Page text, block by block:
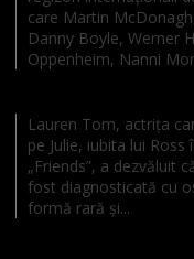
care Martin
Danny Boyle, Werner
Oppenheim, Nanni
Lauren Tom, actrița
pe Julie, iubita lui Ross
„Friends”, a dezvăluit
fost diagnosticată cu
formă rară și...